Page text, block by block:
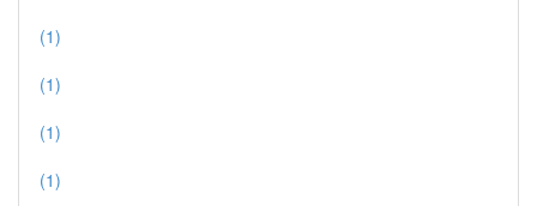
(1)
(1)
(1)
(1)